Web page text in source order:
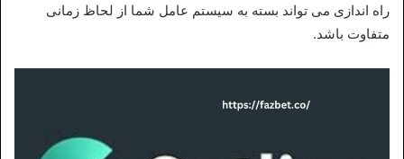
راه اندازی می تواند بسته به سیستم عامل شما از لحاظ زمانی
متفاوت باشد.